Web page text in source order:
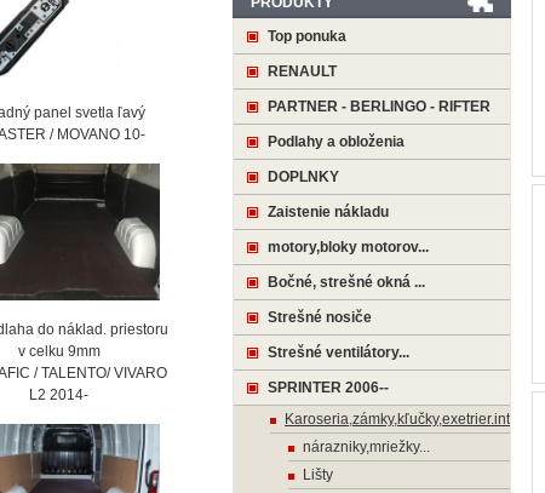
Top ponuka
RENAULT
PARTNER - BERLINGO - RIFTER
Podlahy a obloženia
DOPLNKY
Zaistenie nákladu
motory,bloky motorov...
Bočné, strešné okná ...
Strešné nosiče
Strešné ventilátory...
SPRINTER 2006--
Karoseria,zámky,kľučky,exetrier.interier
nárazniky,mriežky...
Lišty
panel svetla ľavý
/ MOVANO 10-
do náklad. priestoru
9mm
/ TALENTO/ VIVARO
2014-